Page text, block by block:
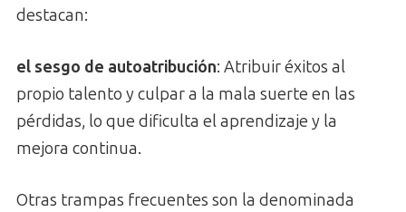
destacan:
el sesgo de autoatribución: Atribuir éxitos al
propio talento y culpar a la mala suerte en las
pérdidas, lo que dificulta el aprendizaje y la
mejora continua.
Otras trampas frecuentes son la denominada